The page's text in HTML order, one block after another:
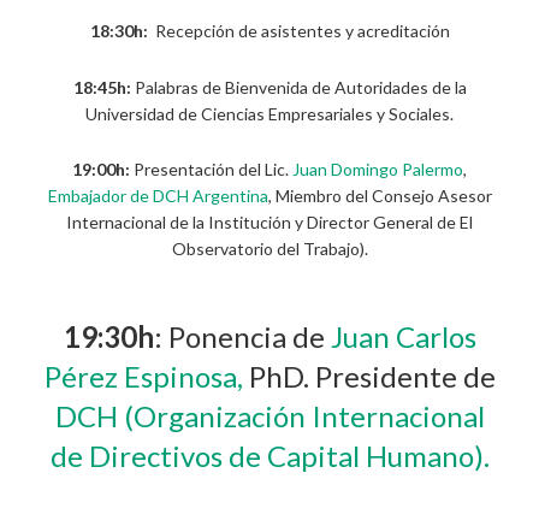
18:30h: Recepción de asistentes y acreditación
18:45h: Palabras de Bienvenida de Autoridades de la
Universidad de Ciencias Empresariales y Sociales.
19:00h: Presentación del Lic.Juan Domingo Palermo,
Embajador de DCH Argentina, Miembro del Consejo Asesor
Internacional de la Institución y Director General de El
Observatorio del Trabajo).
19:30h: Ponencia de Juan Carlos
Pérez Espinosa, PhD. Presidente de
DCH (Organización Internacional
de Directivos de Capital Humano).